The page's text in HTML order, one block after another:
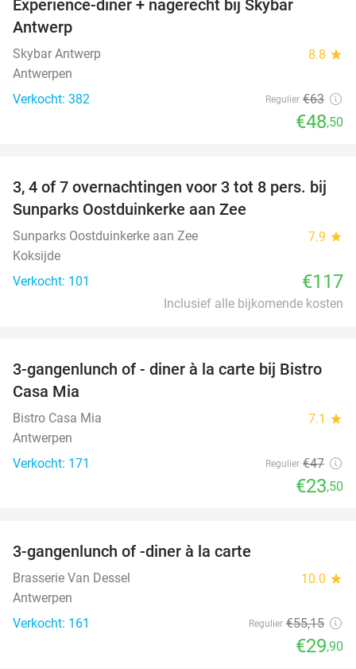
Experience-diner + nagerecht bij Skybar
Antwerp
Skybar Antwerp 8.8 star
Antwerpen
Verkocht: 382
Regulier €63
€48,50
3, 4 of 7 overnachtingen voor 3 tot 8 pers. bij
Sunparks Oostduinkerke aan Zee
Sunparks Oostduinkerke aan Zee 7.9 star
Koksijde
Verkocht: 101
€117
Inclusief alle bijkomende kosten
50%
3-gangenlunch of - diner à la carte bij Bistro
Casa Mia
Bistro Casa Mia 7.1 star
Antwerpen
Verkocht: 171
Regulier €47
€23,50
3-gangenlunch of -diner à la carte
Brasserie Van Dessel 10.0 star
Antwerpen
Verkocht: 161
Regulier €55,15
€29,90